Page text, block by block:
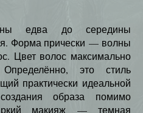
едва до середины
Форма прически — волны
Цвет волос максимально
это стиль
практически идеальной
образа помимо
макияж — темная